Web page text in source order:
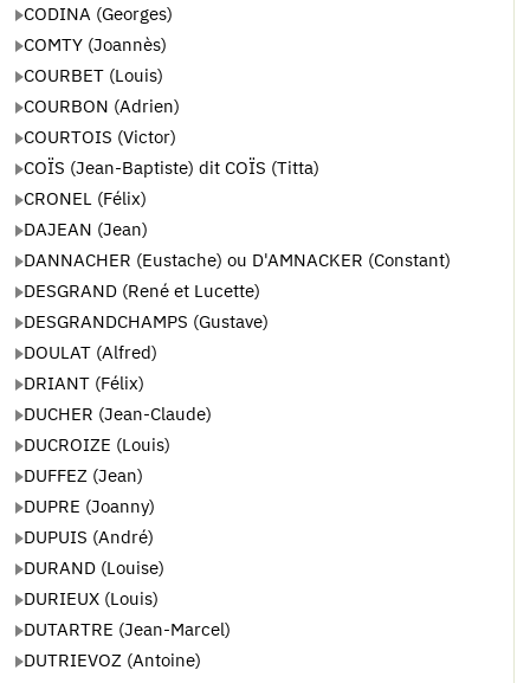
CODINA (Georges)
COMTY (Joannès)
COURBET (Louis)
COURBON (Adrien)
COURTOIS (Victor)
COÏS (Jean-Baptiste) dit COÏS (Titta)
CRONEL (Félix)
DAJEAN (Jean)
DANNACHER (Eustache) ou D'AMNACKER (Constant)
DESGRAND (René et Lucette)
DESGRANDCHAMPS (Gustave)
DOULAT (Alfred)
DRIANT (Félix)
DUCHER (Jean-Claude)
DUCROIZE (Louis)
DUFFEZ (Jean)
DUPRE (Joanny)
DUPUIS (André)
DURAND (Louise)
DURIEUX (Louis)
DUTARTRE (Jean-Marcel)
DUTRIEVOZ (Antoine)